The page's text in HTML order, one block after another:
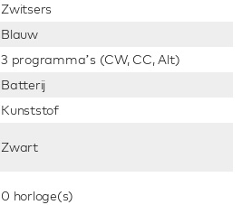
Zwitsers
Blauw
3 programma’s (CW, CC, Alt)
Batterij
Kunststof
Zwart
0 horloge(s)